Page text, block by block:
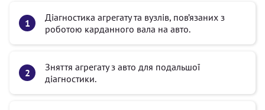
Діагностика агрегату та вузлів, пов’язаних з
роботою карданного вала на авто.
Зняття агрегату з авто для подальшої
діагностики.